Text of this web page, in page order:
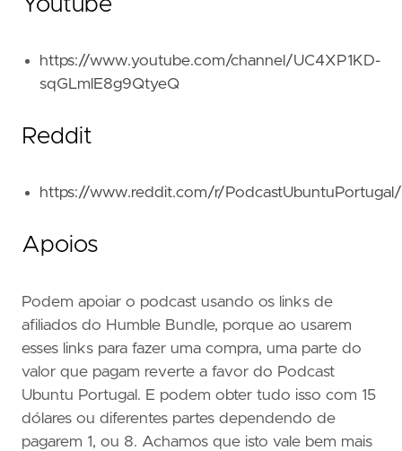
https://www.youtube.com/channel/UC4XP1KD-
sqGLmlE8g9QtyeQ
Reddit
https://www.reddit.com/r/PodcastUbuntuPortugal/
Apoios
Podem apoiar o podcast usando os links de
afiliados do Humble Bundle, porque ao usarem
esses links para fazer uma compra, uma parte do
valor que pagam reverte a favor do Podcast
Ubuntu Portugal. E podem obter tudo isso com 15
dólares ou diferentes partes dependendo de
pagarem 1, ou 8. Achamos que isto vale bem mais